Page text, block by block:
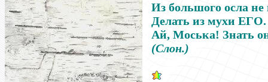
Из большого осла
Делать из мухи ЕГО.
Ай, Моська! Знать
(Слон.)